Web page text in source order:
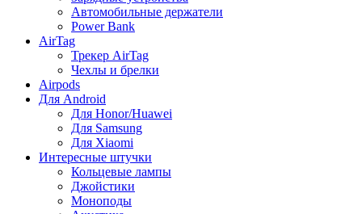
Автомобильные держатели
Power Bank
AirTag
Трекер AirTag
Чехлы и брелки
Airpods
Для Android
Для Honor/Huawei
Для Samsung
Для Xiaomi
Интересные штучки
Кольцевые лампы
Джойстики
Моноподы